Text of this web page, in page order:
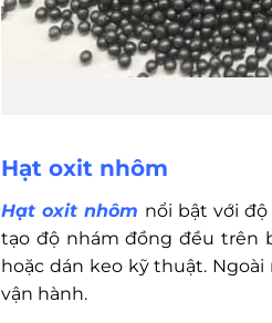
Hạt oxit nhôm
Hạt oxit nhôm nổi bật với
tạo độ nhám đồng đều trên
hoặc dán keo kỹ thuật.
vận hành.